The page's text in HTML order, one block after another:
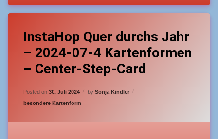
InstaHop Quer durchs Jahr
– 2024-07-4 Kartenformen
– Center-Step-Card
Posted on 30. Juli 2024 by Sonja Kindler
Categories:
besondere Kartenform
Center-
Stop-
Gelegenheitskreative
Heißembossen
a
Comment
InstaHop
Quer
–
2024-